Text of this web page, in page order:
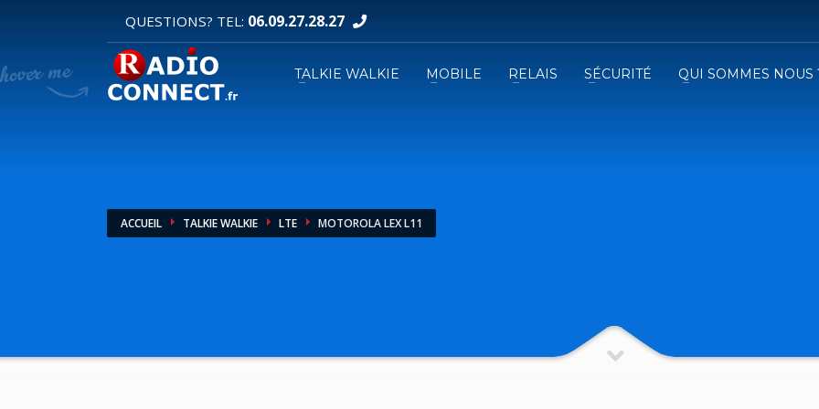
DEMANDE DE DEVIS
1 Sélectionnez vos produits.
QUESTIONS? TEL: 06.09.27.28.27
TALKIE WALKIE MOBILE RELAIS SÉCURITÉ QUI SOMMES NOUS
ACCUEIL TALKIE WALKIE LTE MOTOROLA LEX L11